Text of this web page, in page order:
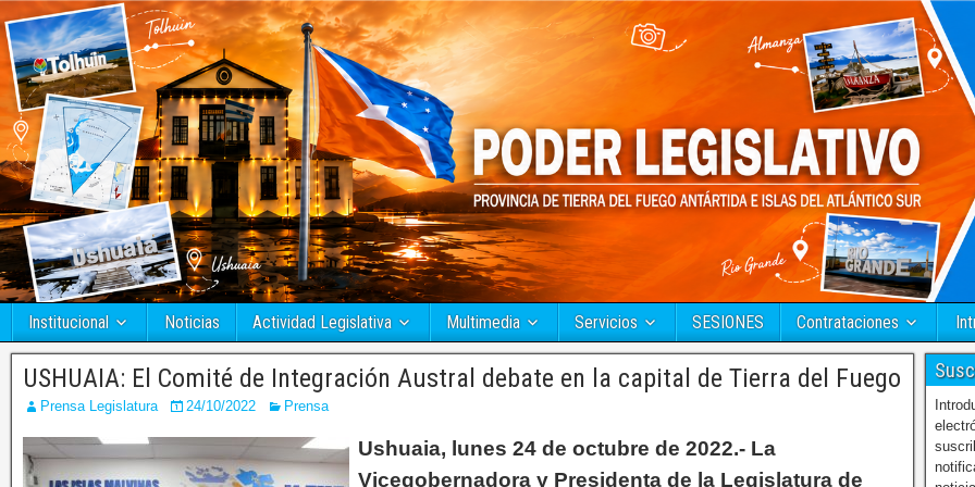
Institucional Noticias Actividad Legislativa Multimedia Servicios SESIONES Contrataciones
USHUAIA: El Comité de Integración Austral debate en la capital de Tierra del Fuego
Prensa Legislatura 24/10/2022 Prensa
Ushuaia, lunes 24 de octubre de 2022.- La
Vicegobernadora y Presidenta de la Legislatura de